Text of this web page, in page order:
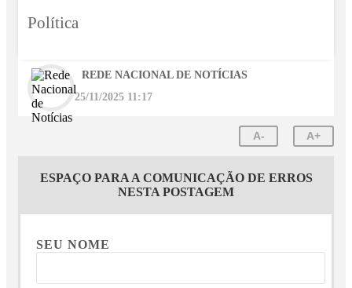
Política
REDE NACIONAL DE NOTÍCIAS
25/11/2025 11:17
A- A+
ESPAÇO PARA A COMUNICAÇÃO DE ERROS
NESTA POSTAGEM
SEU NOME